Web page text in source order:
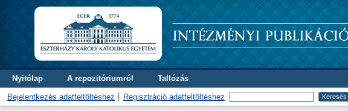
Nyitólap A repozitóriumról Tallózás
Bejelentkezés adatfeltöltéshez Regisztráció adatfeltöltéshez